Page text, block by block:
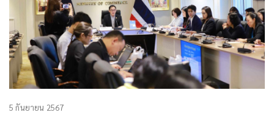
5 กันยายน 2567